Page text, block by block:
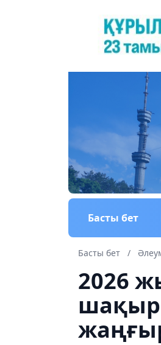
Басты бет
Басты бет /
2026